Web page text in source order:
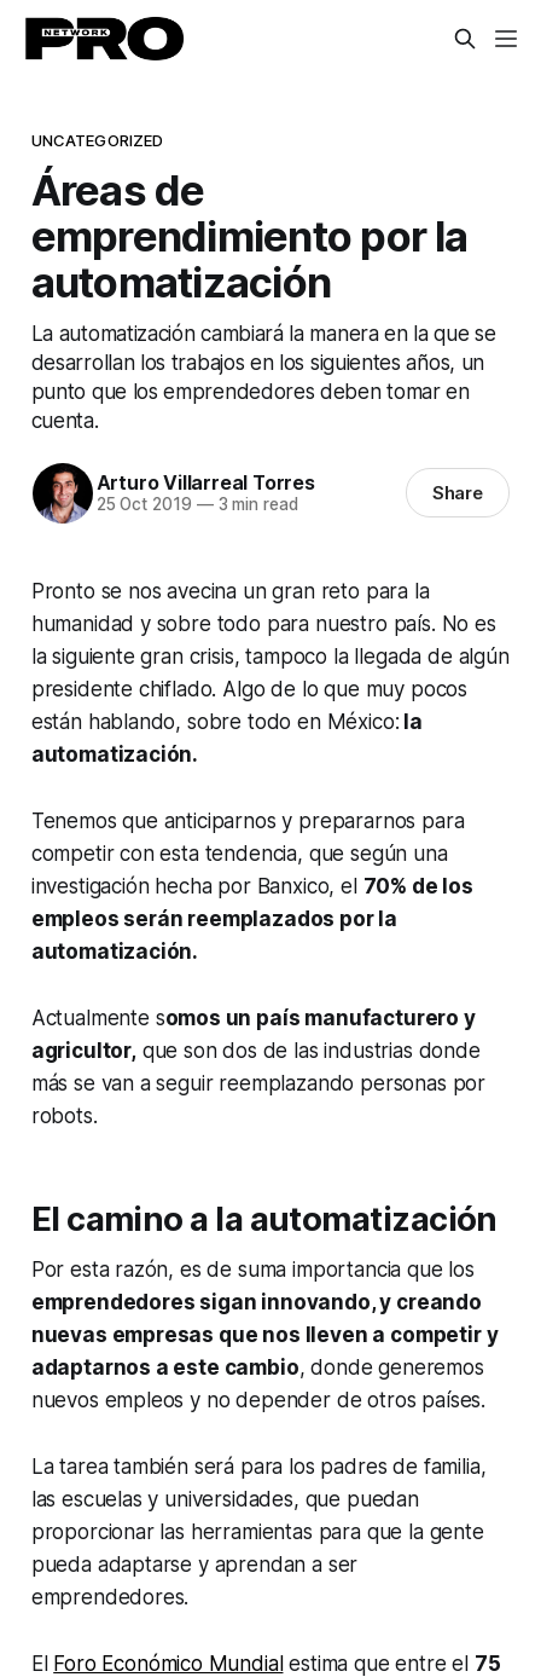
UNCATEGORIZED
Áreas de
emprendimiento por la
automatización
La automatización cambiará la manera en la que se
desarrollan los trabajos en los siguientes años, un
punto que los emprendedores deben tomar en
cuenta.
Arturo Villarreal Torres
25 Oct 2019 —3 min read Share
Pronto se nos avecina un gran reto para la
humanidad y sobre todo para nuestro país. No es
la siguiente gran crisis, tampoco la llegada de algún
presidente chiflado. Algo de lo que muy pocos
están hablando, sobre todo en México: la
automatización.
Tenemos que anticiparnos y prepararnos para
competir con esta tendencia, que según una
investigación hecha por Banxico, el 70% de los
empleos serán reemplazados por la
automatización.
Actualmente somos un país manufacturero y
agricultor,que son dos de las industrias donde
más se van a seguir reemplazando personas por
robots.
El camino a la automatización
Por esta razón, es de suma importancia que los
emprendedores sigan innovando, y creando
nuevas empresas que nos lleven a competir y
adaptarnos a este cambio, donde generemos
nuevos empleos y no depender de otros países.
La tarea también será para los padres de familia,
las escuelas y universidades, que puedan
proporcionar las herramientas para que la gente
pueda adaptarse y aprendan a ser
emprendedores.
El Foro Económico Mundialestima que entre el 75